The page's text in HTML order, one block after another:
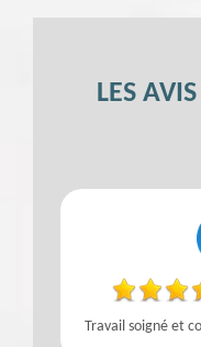
LES
Travail soigné et